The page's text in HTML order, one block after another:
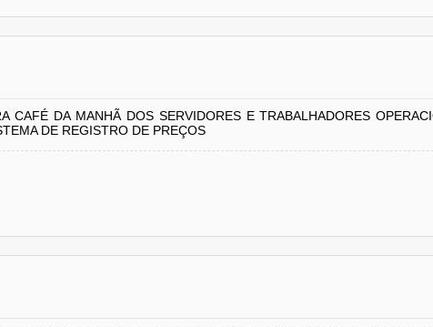
CAFÉ DA MANHÃ DOS SERVIDORES E TRABALHADORES
DE REGISTRO DE PREÇOS